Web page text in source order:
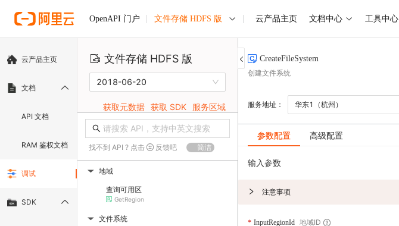
OpenAPI 门户 文件存储 HDFS 版 云产品主页 文档中心 工具中心
云产品主页
文档
API 文档
RAM 鉴权文档
调试
SDK
文件存储 HDFS 版
2018-06-20
获取元数据 获取 SDK 服务区域
找不到 API ? 点击 反馈吧 简洁
▶ 地域
查询可用区
GetRegion
▶ 文件系统
CreateFileSystem
创建文件系统
服务地址： 华东1（杭州）
参数配置 高级配置
输入参数
注意事项
InputRegionId 地域ID